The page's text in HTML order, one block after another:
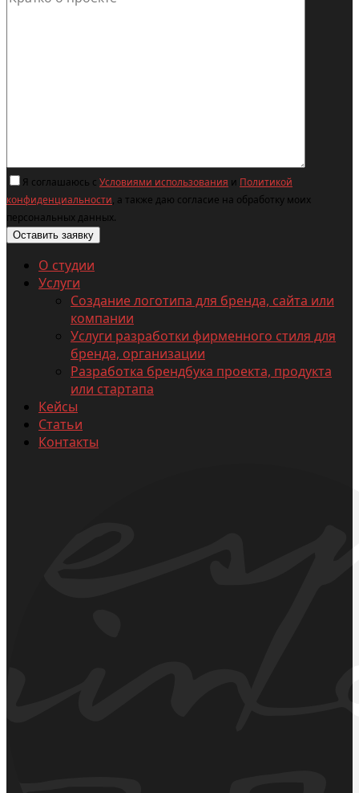
Я соглашаюсь с Условиями использования и Политикой
конфиденциальности, а также даю согласие на обработку моих
персональных данных.
О студии
Услуги
Создание логотипа для бренда, сайта или
компании
Услуги разработки фирменного стиля для
бренда, организации
Разработка брендбука проекта, продукта
или стартапа
Кейсы
Статьи
Контакты